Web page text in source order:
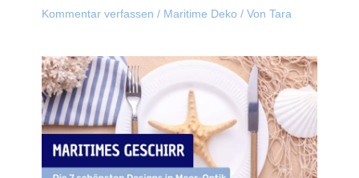
Kommentar verfassen / Maritime Deko / Von Tara